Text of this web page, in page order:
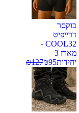
בוקסר
דרייפיט
COOL32 -
מארז 3
יחידות
₪95
₪127